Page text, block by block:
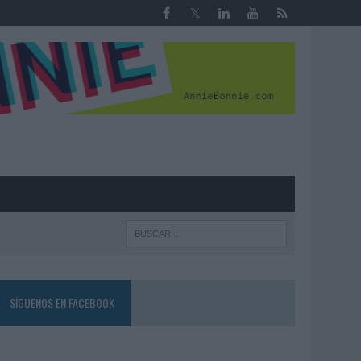
SÍGUENOS EN FACEBOOK